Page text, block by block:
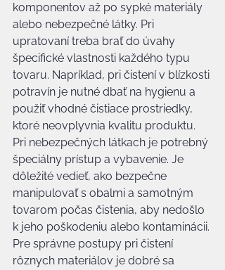
komponentov až po sypké materiály
alebo nebezpečné látky. Pri
upratovaní treba brať do úvahy
špecifické vlastnosti každého typu
tovaru. Napríklad, pri čistení v blízkosti
potravín je nutné dbať na hygienu a
použiť vhodné čistiace prostriedky,
ktoré neovplyvnia kvalitu produktu.
Pri nebezpečných látkach je potrebný
špeciálny prístup a vybavenie. Je
dôležité vedieť, ako bezpečne
manipulovať s obalmi a samotným
tovarom počas čistenia, aby nedošlo
k jeho poškodeniu alebo kontaminácii.
Pre správne postupy pri čistení
rôznych materiálov je dobré sa